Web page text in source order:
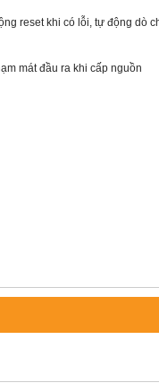
reset khi có lỗi, tự động dò
mát đầu ra khi cấp nguồn